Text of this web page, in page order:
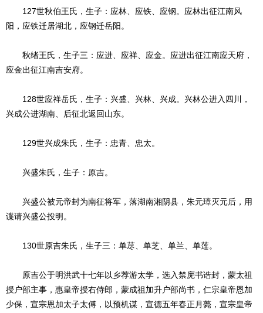
127世秋伯王氏，生子：应林、应铁、应钢。应林出征江南风
阳，应铁迁居湖北，应钢迁岳阳。
秋绪王氏，生子三：应进、应祥、应金。应进出征江南应天府，
应金出征江南吉安府。
128世应祥岳氏，生子：兴盛、兴林、兴成。兴林公进入四川，
兴成公进湖南、后征北返回山东。
129世兴成朱氏，生子：忠青、忠太。
兴盛朱氏，生子：原吉。
兴盛公被元帝封为南征将军，落湖南湘阴县，朱元璋灭元后，用
谍请兴盛公投明。
130世原吉朱氏，生子三：单荩、单芝、单兰、单莲。
原吉公于明洪武十七年以乡荐游太学，选入禁庑书诰封，蒙太祖
授户部主事，惠皇帝授右侍郎，蒙成祖加升户部尚书，仁宗皇帝恩加
少保，宣宗恩加太子太傅，以预机谋，宣德五年春正月薨，宣宗皇帝